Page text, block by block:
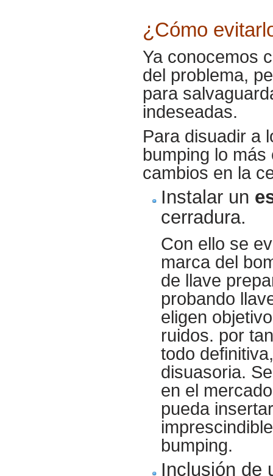
¿Cómo
Ya conocemos
del problema,
para
indeseadas.
Para disuadir a
bumping lo
cambios en la
Instalar un
cerradura.
Con ello se
marca del
de llave
probando
eligen
ruidos. por
todo
disuasoria.
en el
pueda
bumping.
Inclusión de